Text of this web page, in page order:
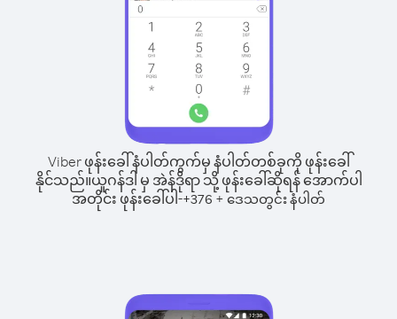
Viber ဖုန်းခေါ်နံပါတ်ကွက်မှ နံပါတ်တစ်ခုကို ဖုန်းခေါ်
နိုင်သည်။ယူဂန်ဒါ မှ အဲန်ဒိုရာ သို့ ဖုန်းခေါ်ဆိုရန် အောက်ပါ
အတိုင်း ဖုန်းခေါ်ပါ-+376+ဒေသတွင်း နံပါတ်